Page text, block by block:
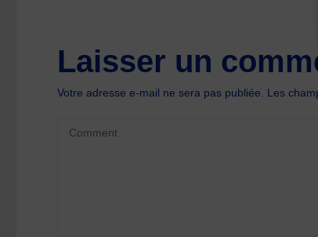
Laisser un
Votre adresse e-mail ne sera pas publiée. Les